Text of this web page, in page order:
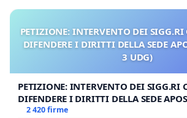
PETIZIONE: INTERVENTO DEI
DIFENDERE I DIRITTI DELLA SEDE
3 UDG)
PETIZIONE: INTERVENTO DEI SIGG.RI
DIFENDERE I DIRITTI DELLA SEDE
UDG)
2 420 firme